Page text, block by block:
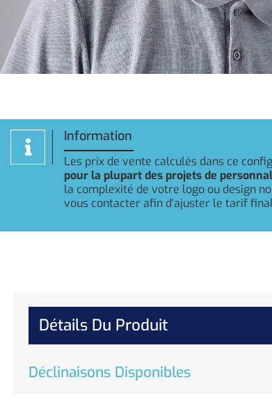
Information
Les prix de vente calculés dans ce
pour la plupart des projets de
la complexité de votre logo ou design
vous contacter afin d'ajuster le tarif
Détails Du Produit
Déclinaisons Disponibles